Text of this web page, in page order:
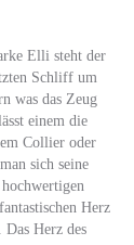
Elli steht der
Schliff um
was das Zeug
einem die
Collier oder
sich seine
Herz
Herz des